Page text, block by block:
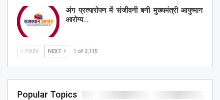
अंग प्रत्यारोपण में संजीवनी बनी मुख्यमंत्री आयुष्मान
आरोग्य…
PREV NEXT 1 of 2,115
Popular Topics